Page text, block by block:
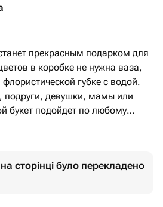
прекрасным подарком для
в коробке не нужна ваза,
губке с водой.
подруги, девушки, мамы или
букет подойдет по любому
предложения от нас!
сторінці було перекладено